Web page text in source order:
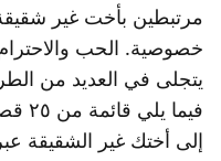
مرتبطين بأخت غير
خصوصية. الحب
يتجلى في العديد من
إلى أختك غير الشقيقة